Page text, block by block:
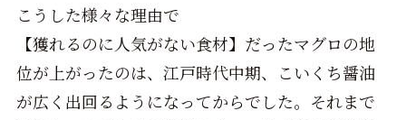
こうした様々な理由で
【獲れるのに人気がない食材】だったマグロの地
位が上がったのは、江戸時代中期、こいくち醤油
が広く出回るようになってからでした。それまで